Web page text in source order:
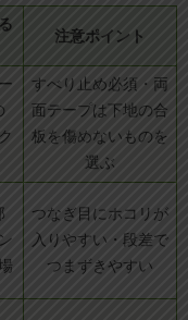
注意ポイント
すべり止め必須・両
面テープは下地の合
板を傷めないものを
選ぶ
つなぎ目にホコリが
入りやすい・段差で
つまずきやすい